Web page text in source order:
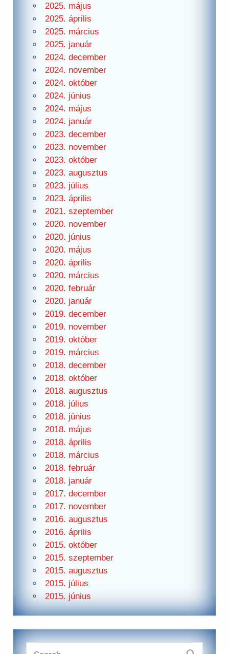
2025. május
2025. április
2025. március
2025. január
2024. december
2024. november
2024. október
2024. június
2024. május
2024. január
2023. december
2023. november
2023. október
2023. augusztus
2023. július
2023. április
2021. szeptember
2020. november
2020. június
2020. május
2020. április
2020. március
2020. február
2020. január
2019. december
2019. november
2019. október
2019. március
2018. december
2018. október
2018. augusztus
2018. július
2018. június
2018. május
2018. április
2018. március
2018. február
2018. január
2017. december
2017. november
2016. augusztus
2016. április
2015. október
2015. szeptember
2015. augusztus
2015. július
2015. június